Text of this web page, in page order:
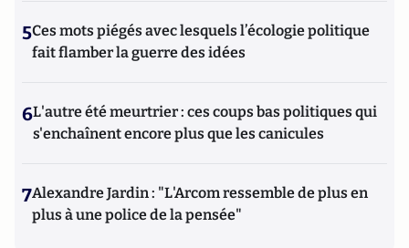
5Ces mots piégés avec lesquels l’écologie politique
fait flamber la guerre des idées
6L'autre été meurtrier : ces coups bas politiques qui
s'enchaînent encore plus que les canicules
7Alexandre Jardin : "L'Arcom ressemble de plus en
plus à une police de la pensée"